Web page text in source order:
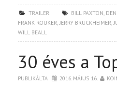
TRAILER BILL PAXTON,
FRANK ROUKER,JERRY BRUCKHEIMER,
WILL BEALL
30 éves a
PUBLIKÁLTA 2016. MÁJUS 16.